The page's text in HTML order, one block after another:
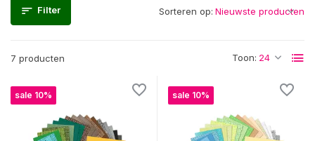
Filter
7 producten Toon:
Sorteren op:
sale 10% sale 10%